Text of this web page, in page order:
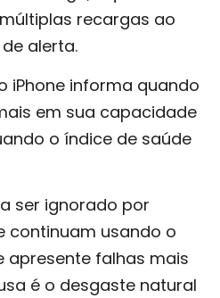
recargas ao
alerta.
iPhone informa quando
em sua capacidade
o índice de saúde
ser ignorado por
continuam usando o
apresente falhas mais
é o desgaste natural